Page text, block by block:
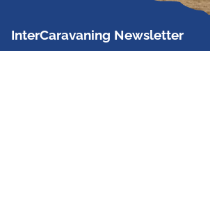
InterCaravaning Newsletter